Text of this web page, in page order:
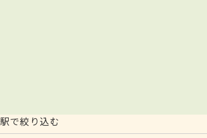
で絞り込む